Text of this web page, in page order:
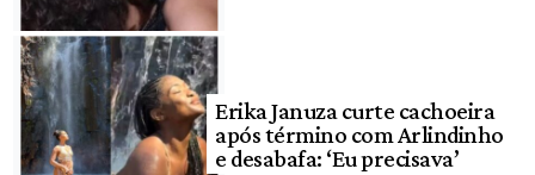
Erika Januza curte cachoeira
após término com Arlindinho
e desabafa: ‘Eu precisava’